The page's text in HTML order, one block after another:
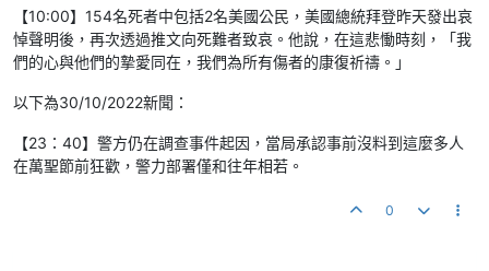
【10:00】154名死者中包括2名美國公民，美國總統拜登昨天發出哀
悼聲明後，再次透過推文向死難者致哀。他說，在這悲慟時刻，「我
們的心與他們的摯愛同在，我們為所有傷者的康復祈禱。」
以下為30/10/2022新聞：
【23：40】警方仍在調查事件起因，當局承認事前沒料到這麼多人
在萬聖節前狂歡，警力部署僅和往年相若。
0